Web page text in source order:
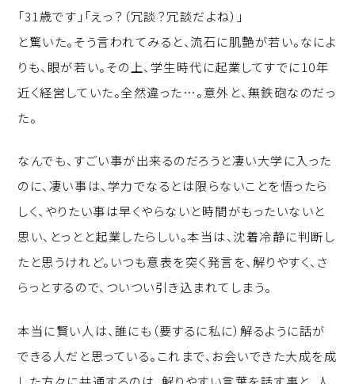
「31歳です」「えっ？（冗談？冗談だよね）」
と驚いた。そう言われてみると、流石に肌艶が若い。なによ
りも、眼が若い。その上、学生時代に起業してすでに10年
近く経営していた。全然違った…。意外と、無鉄砲なのだっ
た。
なんでも、すごい事が出来るのだろうと凄い大学に入った
のに、凄い事は、学力でなるとは限らないことを悟ったら
しく、やりたい事は早くやらないと時間がもったいないと
思い、とっとと起業したらしい。本当は、沈着冷静に判断し
たと思うけれど。いつも意表を突く発言を、解りやすく、さ
らっとするので、ついつい引き込まれてしまう。
本当に賢い人は、誰にも（要するに私に）解るように話が
できる人だと思っている。これまで、お会いできた大成を成
した方々に共通するのは、解りやすい言葉を話す事と、人